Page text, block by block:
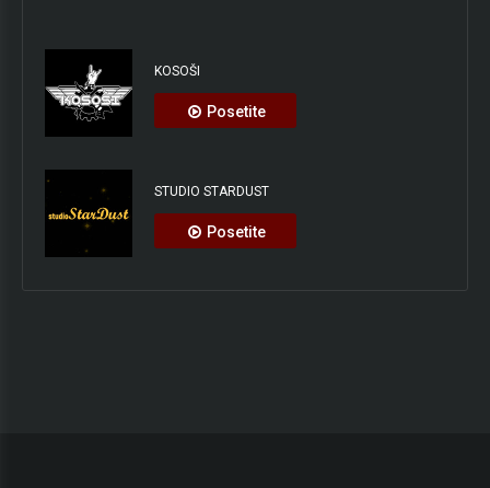
KOSOŠI
Posetite
STUDIO STARDUST
Posetite